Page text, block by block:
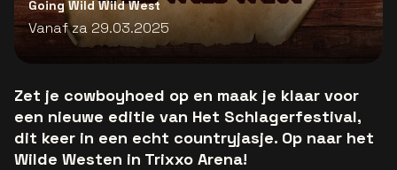
Going Wild Wild West
Vanaf za 29.03.2025
Zet je cowboyhoed op en maak je klaar voor
een nieuwe editie van Het Schlagerfestival,
dit keer in een echt countryjasje. Op naar het
Wilde Westen in Trixxo Arena!